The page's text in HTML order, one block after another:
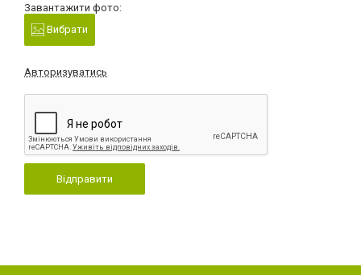
Завантажити фото:
Вибрати
Авторизуватись
Відправити